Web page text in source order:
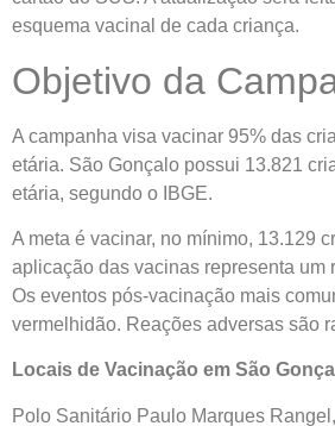
esquema vacinal de cada criança.
Objetivo da
A campanha visa vacinar 95% das
etária. São Gonçalo possui 13.821
etária, segundo o IBGE.
A meta é vacinar, no mínimo, 13.129
aplicação das vacinas representa um
Os eventos pós-vacinação mais
vermelhidão. Reações adversas são
Locais de Vacinação em São
Polo Sanitário Paulo Marques